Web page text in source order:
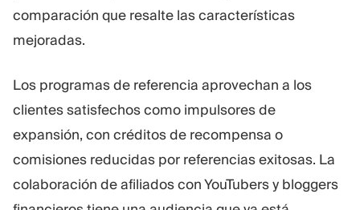
comparación que resalte las características
mejoradas.
Los programas de referencia aprovechan a los
clientes satisfechos como impulsores de
expansión, con créditos de recompensa o
comisiones reducidas por referencias exitosas. La
colaboración de afiliados con YouTubers y bloggers